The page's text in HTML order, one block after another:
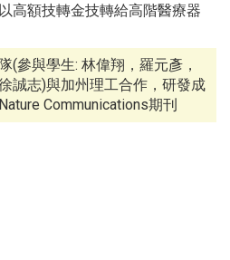
高額技轉金技轉給高階醫療器
(參與學生: 林偉翔，羅元彥，
誠志)與加州理工合作，研發成
Communications期刊